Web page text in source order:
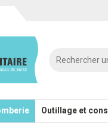
Outillage et